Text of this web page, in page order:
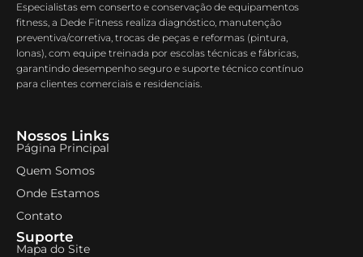
Especialistas em conserto e conservação de equipamentos
fitness, a Dede Fitness realiza diagnóstico, manutenção
preventiva/corretiva, trocas de peças e reformas (pintura,
lonas), com equipe treinada por escolas técnicas e fábricas,
garantindo desempenho seguro e suporte técnico contínuo
para clientes comerciais e residenciais.
Nossos Links
Página Principal
Quem Somos
Onde Estamos
Contato
Suporte
Mapa do Site